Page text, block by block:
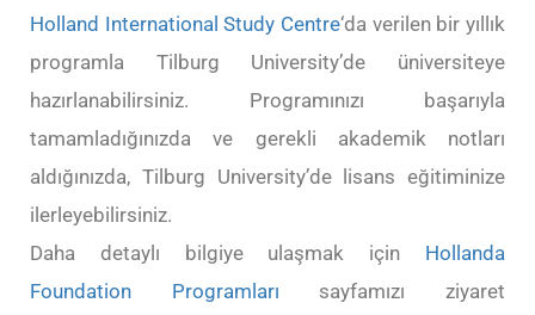
Holland International Study Centre‘da verilen bir yıllık
programla Tilburg University’de üniversiteye
hazırlanabilirsiniz. Programınızı başarıyla
tamamladığınızda ve gerekli akademik notları
aldığınızda, Tilburg University’de lisans eğitiminize
ilerleyebilirsiniz.
Daha detaylı bilgiye ulaşmak için Hollanda
Foundation Programları sayfamızı ziyaret